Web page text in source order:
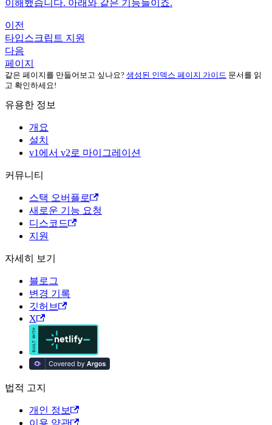
이해했습니다. 아래와 같은 기능들이죠.
이전
타입스크립트 지원
다음
페이지
같은 페이지를 만들어보고 싶나요? 생성된 인덱스 페이지 가이드 문서를 읽
고 확인하세요!
유용한 정보
개요
설치
v1에서 v2로 마이그레이션
커뮤니티
스택 오버플로
새로운 기능 요청
디스코드
지원
자세히 보기
블로그
변경 기록
깃허브
X
법적 고지
개인 정보